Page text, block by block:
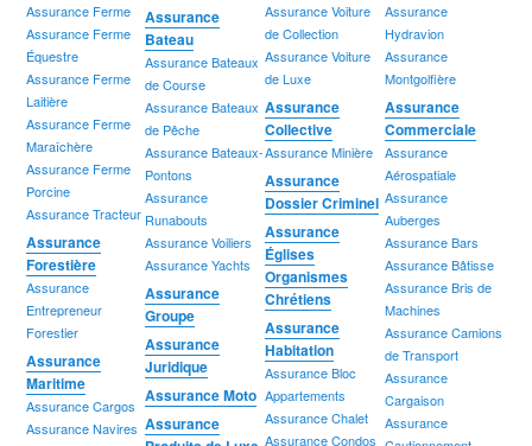
Assurance Ferme
Assurance Ferme
Équestre
Assurance Ferme
Laitière
Assurance Ferme
Maraîchère
Assurance Ferme
Porcine
Assurance Tracteur
Assurance Voiture
de Collection
Assurance Voiture
de Luxe
Assurance
Hydravion
Assurance
Montgolfière
Assurance
Bateau
Assurance Bateaux
de Course
Assurance Bateaux
de Pêche
Assurance Bateaux-
Pontons
Assurance
Runabouts
Assurance Voiliers
Assurance Yachts
Assurance
Collective
Assurance Minière
Assurance
Commerciale
Assurance
Aérospatiale
Assurance
Auberges
Assurance Bars
Assurance Bâtisse
Assurance Bris de
Machines
Assurance Camions
de Transport
Assurance
Cargaison
Assurance
Assurance
Dossier Criminel
Assurance
Églises
Organismes
Chrétiens
Assurance
Forestière
Assurance
Entrepreneur
Forestier
Assurance
Groupe
Assurance
Habitation
Assurance Bloc
Appartements
Assurance Chalet
Assurance Condos
Assurance
Juridique
Assurance
Maritime
Assurance Cargos
Assurance Navires
Assurance Moto
Assurance